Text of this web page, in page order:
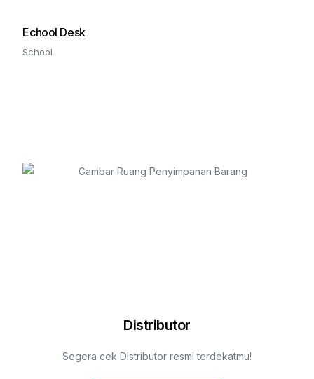
Echool Desk
School
Distributor
Segera cek Distributor resmi terdekatmu!